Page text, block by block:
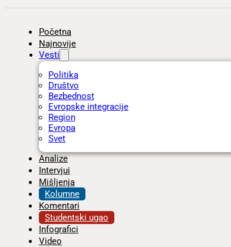
Početna
Najnovije
Vesti
Politika
Društvo
Bezbednost
Evropske integracije
Region
Evropa
Svet
Analize
Intervjui
Mišljenja
Kolumne
Komentari
Studentski ugao
Infografici
Video